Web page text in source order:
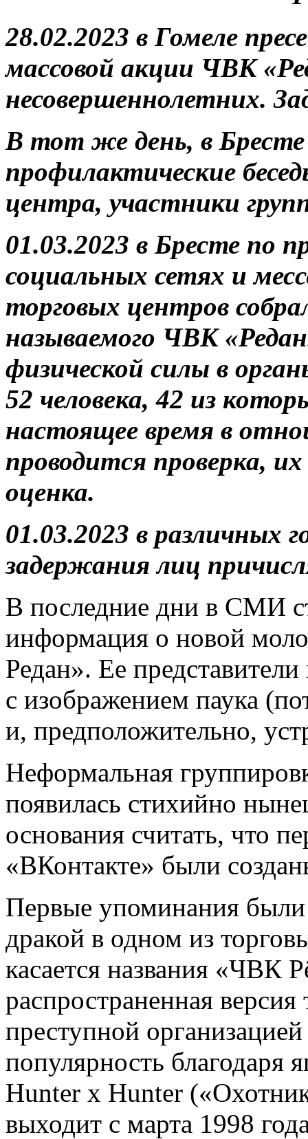
28.02.2023 в Гомеле
массовой акции ЧВК
несовершеннолетних.
В тот же день, в
профилактические
центра, участники
01.03.2023 в Бресте по
социальных сетях и
торговых центров
называемого ЧВК
физической силы в
52 человека, 42 из
настоящее время в
проводится проверка,
оценка.
01.03.2023 в различных
задержания лиц
В последние дни в СМИ
информация о новой
Редан». Ее
с изображением паука
и, предположительно,
Неформальная
появилась стихийно
основания считать, что
«ВКонтакте» были
Первые упоминания
дракой в одном из
касается названия «ЧВК
распространенная версия
преступной
популярность благодаря
Hunter х Hunter
выходит с марта 1998